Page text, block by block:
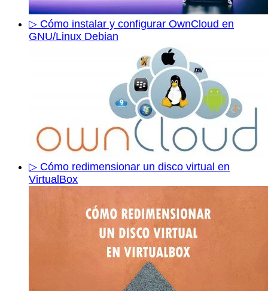
▷ Cómo instalar y configurar OwnCloud en
GNU/Linux Debian
▷ Cómo redimensionar un disco virtual en
VirtualBox